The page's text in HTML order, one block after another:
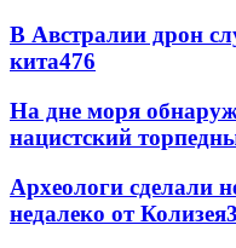
В Австралии дрон
кита476
На дне моря
нацистский
Археологи сделали
недалеко от Колизея